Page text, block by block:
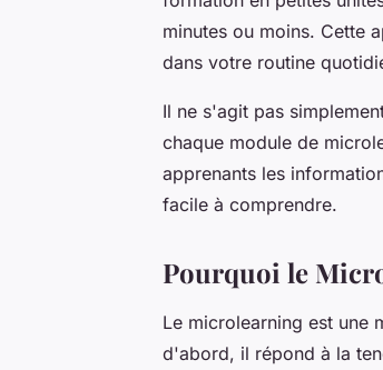
minutes ou moins. Cette
dans votre routine
Il ne s'agit pas
chaque module de
apprenants les
facile à comprendre.
Pourquoi le
Le microlearning est une
d'abord, il répond à la